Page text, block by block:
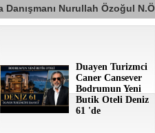
Duayen Turizmci
Caner Cansever
Bodrumun Yeni
Butik Oteli Deniz
61 'de